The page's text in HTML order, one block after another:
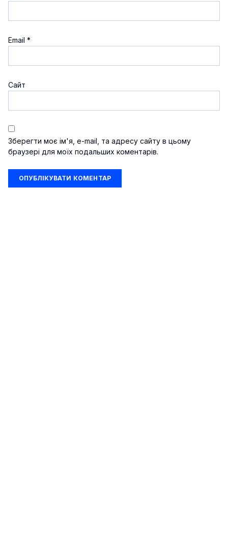
Email *
Сайт
Зберегти моє ім'я, e-mail, та адресу сайту в цьому
браузері для моїх подальших коментарів.